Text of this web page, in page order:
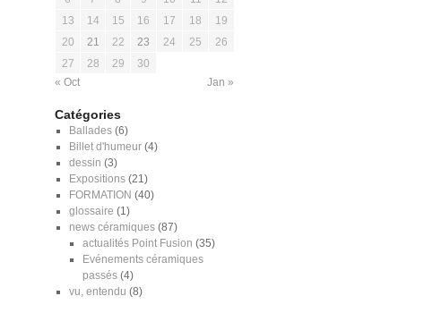
« Oct Jan »
13
14 15 16 17 18
19
20
21 22 23 24 25
26
27
28 29 30
Catégories
Ballades(6)
Billet d'humeur(4)
dessin (3)
Expositions(21)
FORMATION (40)
glossaire (1)
news céramiques(87)
actualités Point Fusion (35)
Evénements céramiques
passés (4)
vu, entendu (8)